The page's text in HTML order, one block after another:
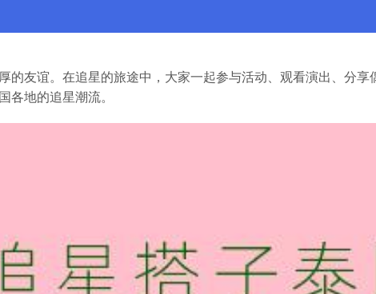
友谊。在追星的旅途中，大家一起参与活动、观看演出、分
各地的追星潮流。